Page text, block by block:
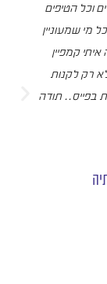
וכל הטיפים
מי שמעוניין
קמפיין
רק לקנות
בפייס.. תודה